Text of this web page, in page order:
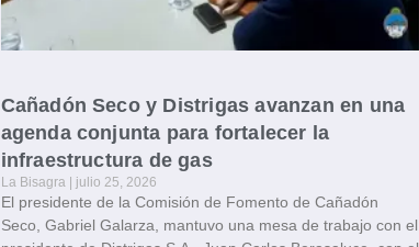
Cañadón Seco y Distrigas avanzan en una
agenda conjunta para fortalecer la
infraestructura de gas
La Bisagra julio 25, 2026
El presidente de la Comisión de Fomento de Cañadón
Seco, Gabriel Galarza, mantuvo una mesa de trabajo con el